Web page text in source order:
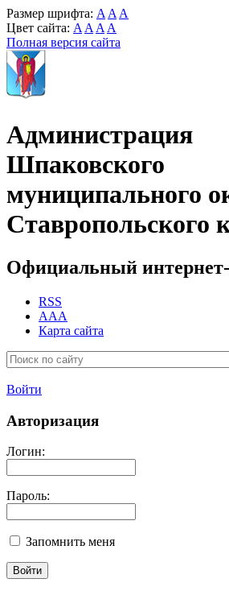
Размер шрифта: A A A
Цвет сайта: A A A A
Полная версия сайта
Администрация
Шпаковского
муниципального
Ставропольского
Официальный
RSS
AAA
Карта сайта
Войти
Авторизация
Логин:
Пароль:
Запомнить меня